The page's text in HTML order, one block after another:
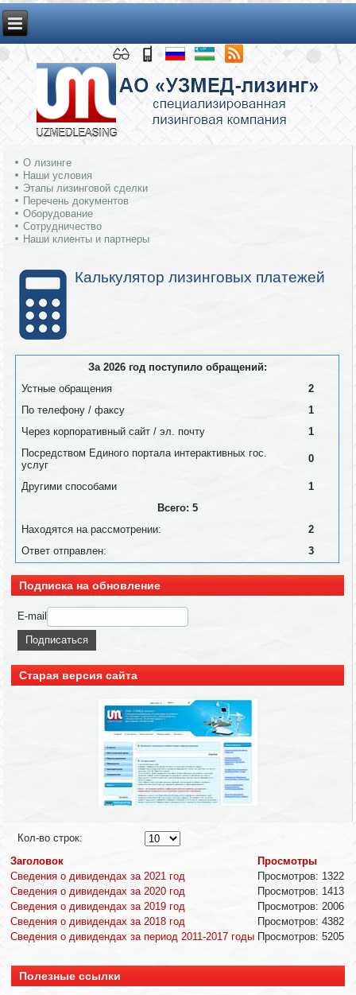
О лизинге
Наши условия
Этапы лизинговой сделки
Перечень документов
Оборудование
Сотрудничество
Наши клиенты и партнеры
Калькулятор лизинговых платежей
За 2026 год поступило обращений:
Устные обращения
2
По телефону / факсу
1
Через корпоративный сайт / эл. почту
1
Посредством Единого портала интерактивных гос.
услуг
0
Другими способами
1
Всего: 5
Находятся на рассмотрении:
2
Ответ отправлен:
3
Подписка на обновление
E-mail
Старая версия сайта
Кол-во строк:
Заголовок
Просмотры
Сведения о дивидендах за 2021 год
Просмотров: 1322
Сведения о дивидендах за 2020 год
Просмотров: 1413
Сведения о дивидендах за 2019 год
Просмотров: 2006
Сведения о дивидендах за 2018 год
Просмотров: 4382
Сведения о дивидендах за период 2011-2017 годы Просмотров: 5205
Полезные ссылки